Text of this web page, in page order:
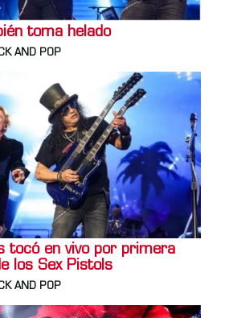
toma helado
AND POP
tocó en vivo por primera
los Sex Pistols
AND POP